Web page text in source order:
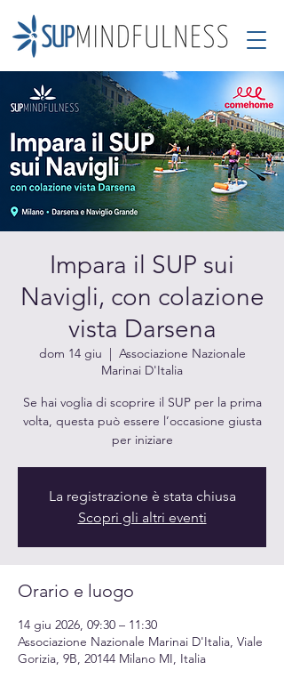
Impara il SUP sui
Navigli, con colazione
vista Darsena
dom 14 giu
  |
Associazione Nazionale
Marinai D'Italia
Se hai voglia di scoprire il SUP per la prima
volta, questa può essere l’occasione giusta
per iniziare
La registrazione è stata chiusa
Scopri gli altri eventi
Orario e luogo
14 giu 2026, 09:30 – 11:30
Associazione Nazionale Marinai D'Italia, Viale
Gorizia, 9B, 20144 Milano MI, Italia